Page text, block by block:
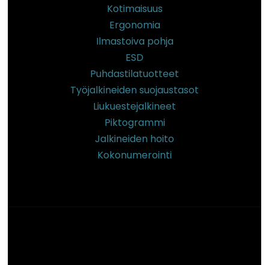
Kotimaisuus
Ergonomia
Ilmastoiva pohja
ESD
Puhdastilatuotteet
Työjalkineiden suojaustasot
Liukuestejalkineet
Piktogrammi
Jalkineiden hoito
Kokonumerointi